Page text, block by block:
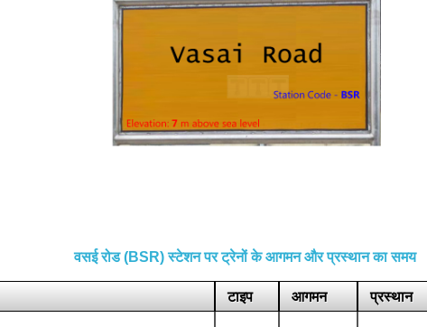
वसई रोड (BSR) स्टेशन पर ट्रेनों के आगमन और प्रस्थान का समय
टाइप आगमन प्रस्थान